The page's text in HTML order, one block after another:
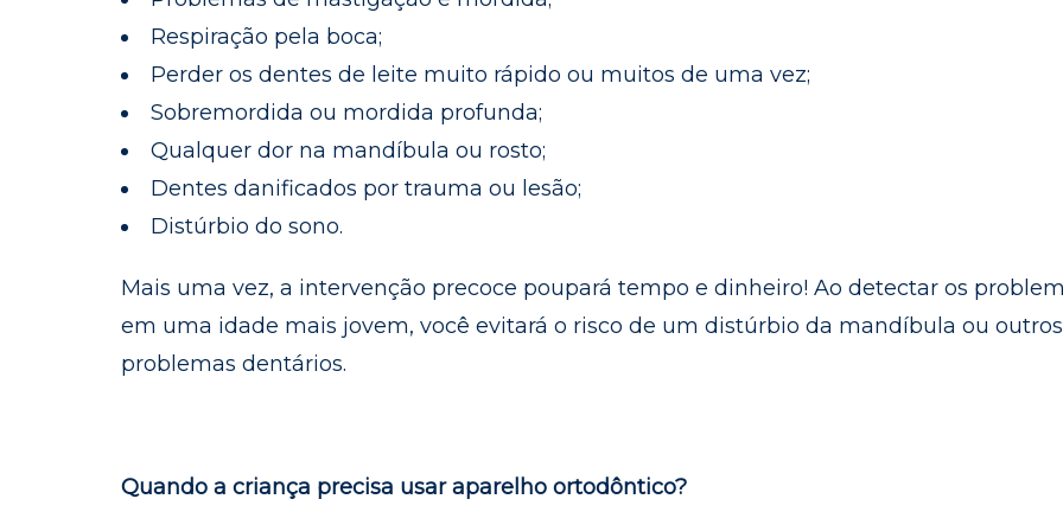
Respiração pela boca;
Perder os dentes de leite muito rápido ou muitos de uma vez;
Sobremordida ou mordida profunda;
Qualquer dor na mandíbula ou rosto;
Dentes danificados por trauma ou lesão;
Distúrbio do sono.
Mais uma vez, a intervenção precoce poupará tempo e dinheiro! Ao detectar os
em uma idade mais jovem, você evitará o risco de um distúrbio da mandíbula ou outros
problemas dentários.
Quando a criança precisa usar aparelho ortodôntico?